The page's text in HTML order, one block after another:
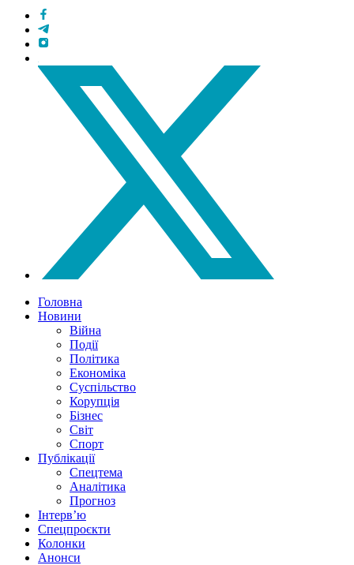
Головна
Новини
Війна
Події
Політика
Економіка
Суспільство
Корупція
Бізнес
Світ
Спорт
Публікації
Спецтема
Аналітика
Прогноз
Інтерв’ю
Спецпроєкти
Колонки
Анонси